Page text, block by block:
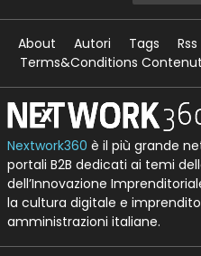
About Autori Tags
Terms&Conditions
Nextwork360 è il più grande
portali B2B dedicati ai temi
dell’Innovazione
la cultura digitale e
amministrazioni italiane.